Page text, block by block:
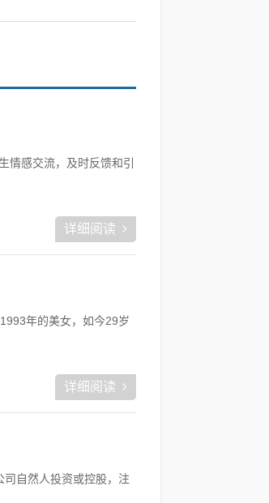
情感交流，及时反馈和引
详细阅读
年的美女，如今29岁
详细阅读
自然人投资或控股，注